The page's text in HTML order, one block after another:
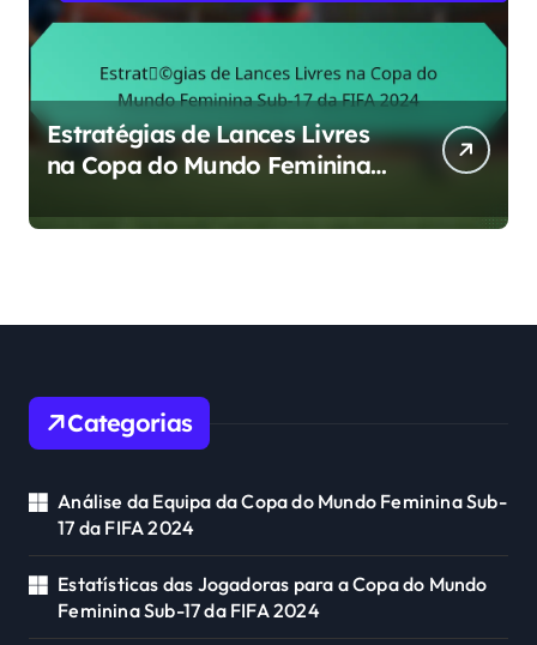
Estratégias de Lances Livres
na Copa do Mundo Feminina
Categorias
Análise da Equipa da Copa do Mundo Feminina Sub-
17 da FIFA 2024
Estatísticas das Jogadoras para a Copa do Mundo
Feminina Sub-17 da FIFA 2024